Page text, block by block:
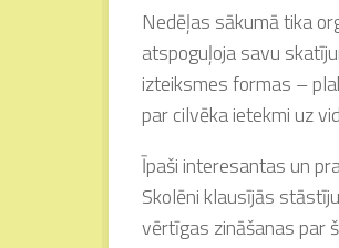
Nedēļas sākumā tika
atspoguļoja savu
izteiksmes formas –
par cilvēka ietekmi uz
Īpaši interesantas un
Skolēni klausījās
vērtīgas zināšanas par